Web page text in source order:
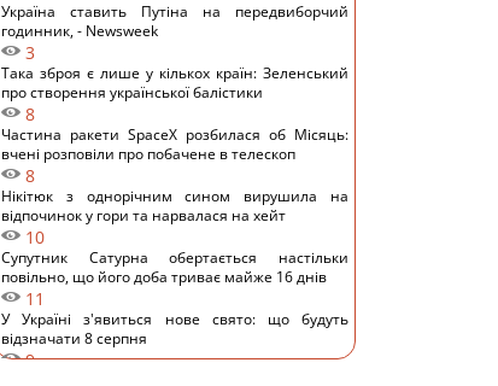
Україна ставить Путіна на передвиборчий
годинник, - Newsweek
3
Така зброя є лише у кількох країн: Зеленський
про створення української балістики
8
Частина ракети SpaceX розбилася об Місяць:
вчені розповіли про побачене в телескоп
8
Нікітюк з однорічним сином вирушила на
відпочинок у гори та нарвалася на хейт
10
Супутник Сатурна обертається настільки
повільно, що його доба триває майже 16 днів
11
У Україні з'явиться нове свято: що будуть
відзначати 8 серпня
9